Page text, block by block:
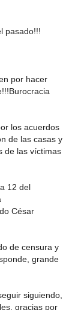
pasado!!!
por hacer
los acuerdos
de las casas y
de las víctimas
12 del
César
de censura y
grande
siguiendo,
gracias por